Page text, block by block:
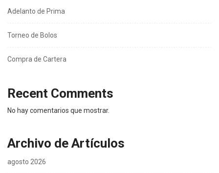
Adelanto de Prima
Torneo de Bolos
Compra de Cartera
Recent Comments
No hay comentarios que mostrar.
Archivo de Artículos
agosto 2026